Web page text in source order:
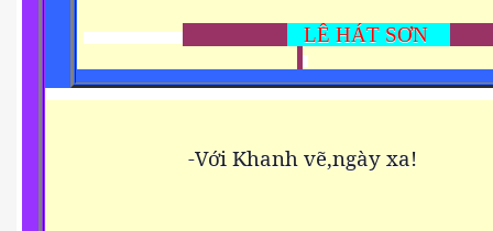
LÊ HÁT SƠN
-Với Khanh vẽ,ngày xa!